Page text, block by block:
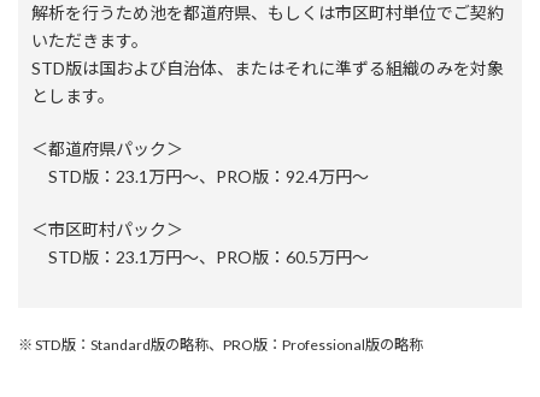
解析を行うため池を都道府県、もしくは市区町村単位でご契約
いただきます。
STD版は国および自治体、またはそれに準ずる組織のみを対象
とします。
＜都道府県パック＞
STD版：23.1万円～、PRO版：92.4万円～
＜市区町村パック＞
STD版：23.1万円～、PRO版：60.5万円～
※ STD版：Standard版の略称、PRO版：Professional版の略称